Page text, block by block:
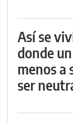
Así se
donde
menos a
ser